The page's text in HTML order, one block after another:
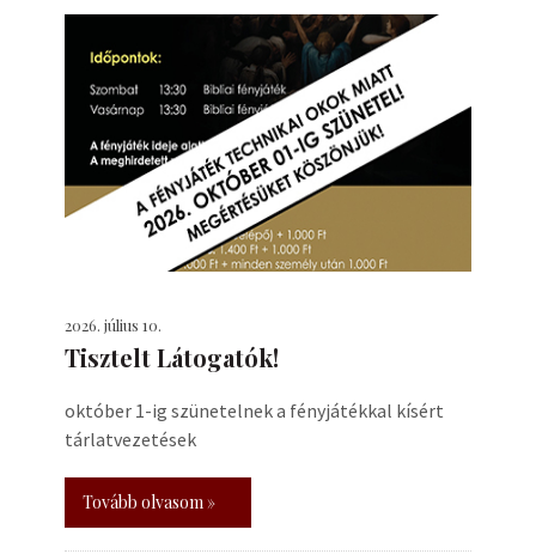
2026. július 10.
Tisztelt Látogatók!
október 1-ig szünetelnek a fényjátékkal kísért
tárlatvezetések
Tovább olvasom »